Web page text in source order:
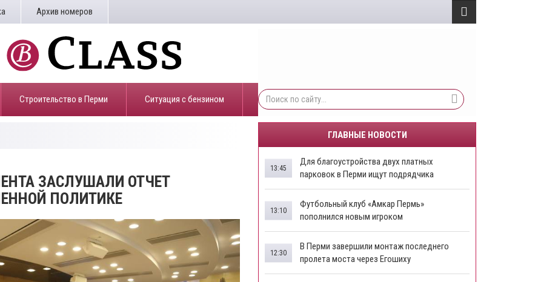
Архив номеров
Строительство в Перми ​Ситуация с бензином
ЗАСЛУШАЛИ ОТЧЕТ
ПОЛИТИКЕ
ГЛАВНЫЕ НОВОСТИ
Для благоустройства двух платных
парковок в Перми ищут подрядчика
13:45
Футбольный клуб «Амкар Пермь»
пополнился новым игроком
13:10
В Перми завершили монтаж последнего
пролета моста через Егошиху
12:30